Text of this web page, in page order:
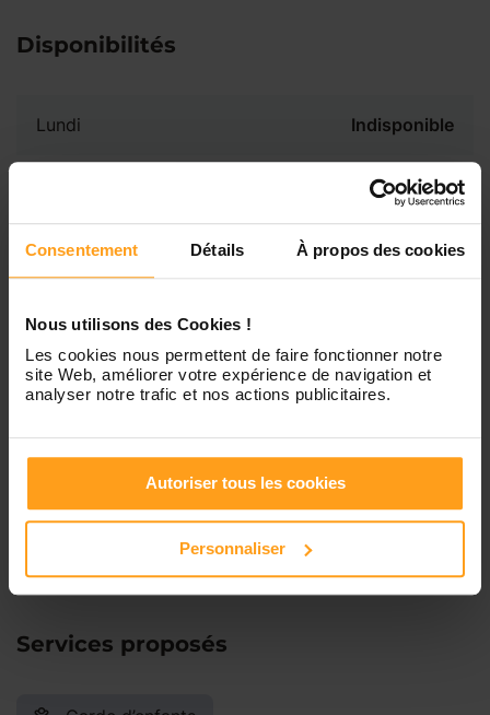
Consentement Détails À propos des cookies
Nous utilisons des Cookies !
Les cookies nous permettent de faire fonctionner notre
site Web, améliorer votre expérience de navigation et
analyser notre trafic et nos actions publicitaires.
Autoriser tous les cookies
Personnaliser
Disponibilités
Lundi Indisponible
Disponible de 00:00 à 00:00
Mercredi Disponible de 00:00 à 00:30
Jeudi Disponible de 00:00 à 00:00
Vendredi Disponible de 00:00 à 00:00
Disponible de 00:00 à 00:00
Vous souhaitez connaître les
Contactez-nous
Services proposés